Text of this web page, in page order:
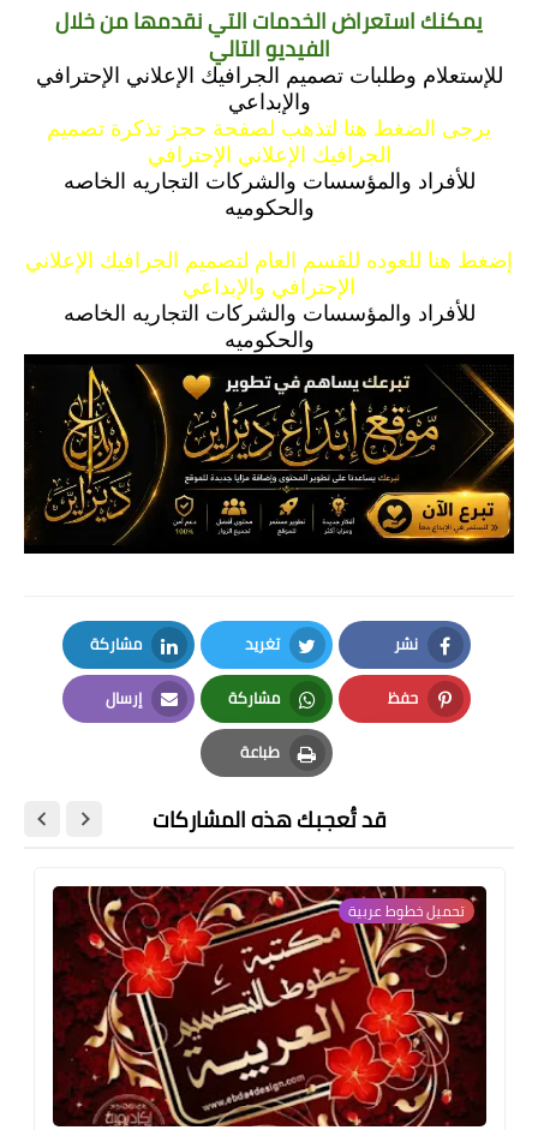
يمكنك استعراض الخدمات التي نقدمها من خلال
الفيديو التالي
للإستعلام وطلبات تصميم الجرافيك الإعلاني الإحترافي
والإبداعي
يرجى الضغط هنا لتذهب لصفحة حجز تذكرة تصميم
الجرافيك الإعلاني الإحترافي
للأفراد والمؤسسات والشركات التجاريه الخاصه
والحكوميه
إضغط هنا للعوده للقسم العام لتصميم الجرافيك الإعلاني
الإحترافي والإبداعي
للأفراد والمؤسسات والشركات التجاريه الخاصه
والحكوميه
نشر
Facebook
تغريد
Twitter
مشاركة
LinkedIn
حفظ
Pinterest
مشاركة
Whatsapp
إرسال
Email
طباعة
Print
قد تُعجبك هذه المشاركات
تحميل خطوط عربية